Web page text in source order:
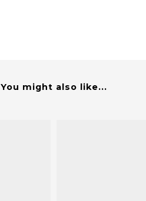
You might also like...